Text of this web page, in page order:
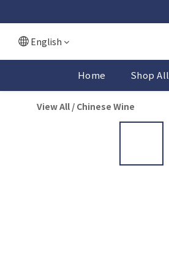
English
Home Shop All
View All / Chinese Wine